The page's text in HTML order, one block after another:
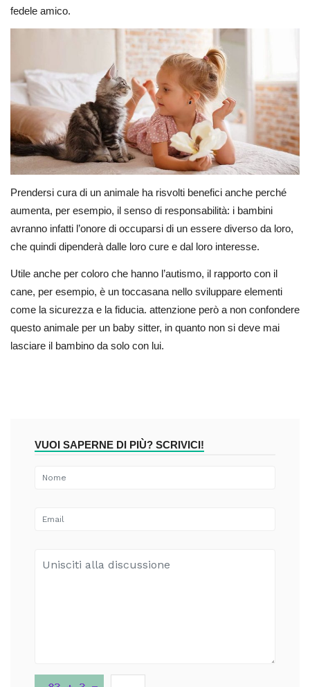
fedele amico.
Prendersi cura di un animale ha risvolti benefici anche perché
aumenta, per esempio, il senso di responsabilità: i bambini
avranno infatti l’onore di occuparsi di un essere diverso da loro,
che quindi dipenderà dalle loro cure e dal loro interesse.
Utile anche per coloro che hanno l’autismo, il rapporto con il
cane, per esempio, è un toccasana nello sviluppare elementi
come la sicurezza e la fiducia. attenzione però a non confondere
questo animale per un baby sitter, in quanto non si deve mai
lasciare il bambino da solo con lui.
VUOI SAPERNE DI PIÙ? SCRIVICI!